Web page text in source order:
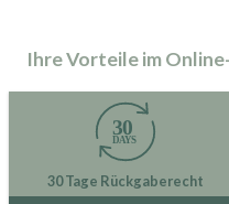
Ihre Vorteile im
30 Tage Rückgaberecht